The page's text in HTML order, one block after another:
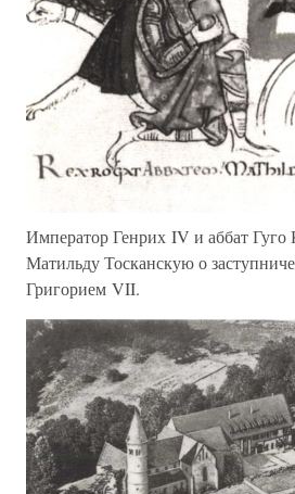
Император Генрих IV и аббат
Матильду Тосканскую о
Григорием VII.